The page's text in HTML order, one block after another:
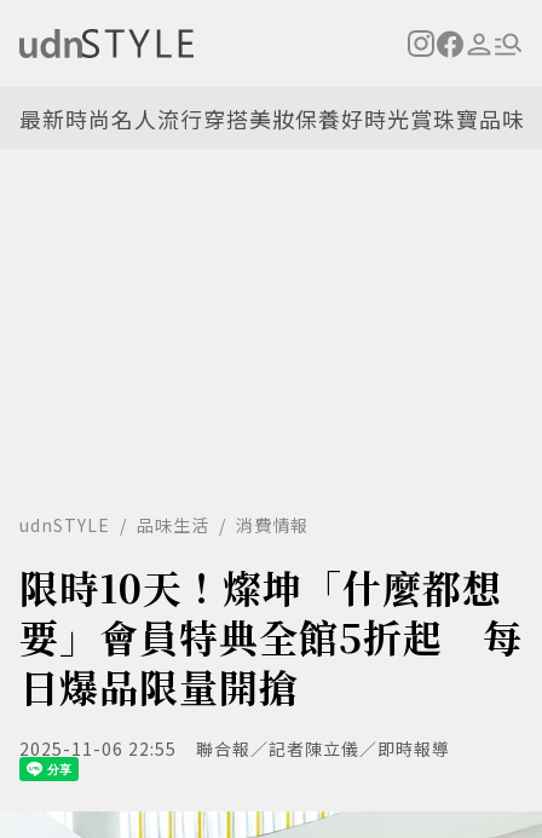
最新時尚名人流行穿搭美妝保養好時光賞珠寶品味
udnSTYLE 品味生活 消費情報
限時10天！燦坤「什麼都想
要」會員特典全館5折起 每
日爆品限量開搶
2025-11-06 22:55 聯合報／記者陳立儀／即時報導